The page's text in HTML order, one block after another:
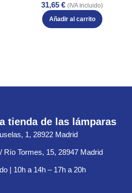
31,65 € (IVA Incluido)
Añadir al carrito
tienda de las lámparas
1, 28922 Madrid
Río Tormes, 15, 28947 Madrid
| 10h a 14h – 17h a 20h